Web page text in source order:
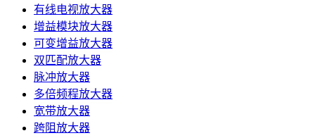
有线电视放大器
增益模块放大器
可变增益放大器
双匹配放大器
脉冲放大器
多倍频程放大器
宽带放大器
跨阻放大器